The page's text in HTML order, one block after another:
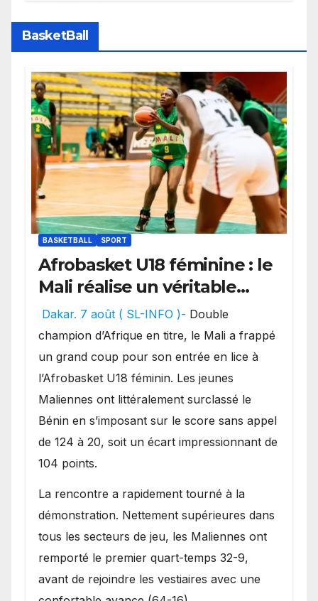
BasketBall
BASKETBALL SPORT
Afrobasket U18 féminine : le
Mali réalise un véritable
festival offensif et inflige
une lourde défaite au
Bénin.
Dakar. 7 août ( SL-INFO )- Double
champion d’Afrique en titre, le Mali a frappé
un grand coup pour son entrée en lice à
l’Afrobasket U18 féminin. Les jeunes
Maliennes ont littéralement surclassé le
Bénin en s’imposant sur le score sans appel
de 124 à 20, soit un écart impressionnant de
104 points.
La rencontre a rapidement tourné à la
démonstration. Nettement supérieures dans
tous les secteurs de jeu, les Maliennes ont
remporté le premier quart-temps 32-9,
avant de rejoindre les vestiaires avec une